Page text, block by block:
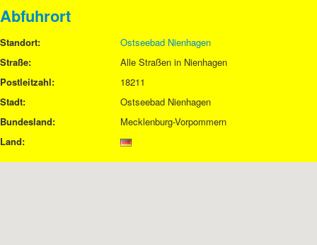
Abfuhrort
Standort:
Ostseebad Nienhagen
Straße:
Alle Straßen in Nienhagen
Postleitzahl:
18211
Stadt:
Ostseebad Nienhagen
Bundesland:
Mecklenburg-Vorpommern
Land: